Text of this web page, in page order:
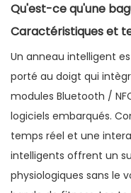
Qu'est-ce qu'une
Caractéristiques et
Un anneau intelligent
porté au doigt qui
modules Bluetooth /
logiciels embarqués.
temps réel et une
intelligents offrent un
physiologiques sans le